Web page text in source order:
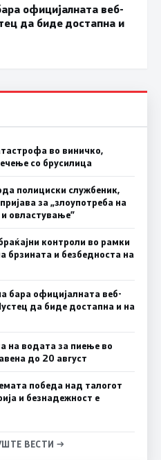
официјалната веб-
да биде достапна и
во виничко,
со брусилица
полициски службеник,
за „злоупотреба на
овластување”
контроли во рамки
брзината и безбедноста на
бара официјалната веб-
да биде достапна и на
на водата за пиење во
до 20 август
победа над талогот
и безнадежност е
ВЕСТИ →